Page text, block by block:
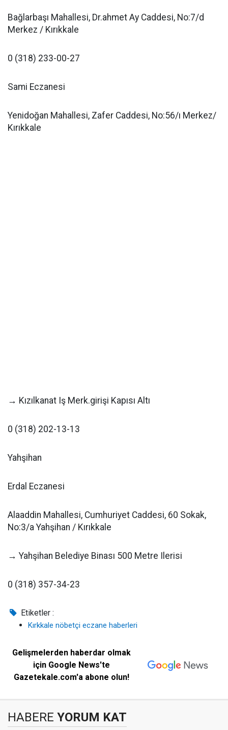
Bağlarbaşı Mahallesi, Dr.ahmet Ay Caddesi, No:7/d
Merkez / Kırıkkale
0 (318) 233-00-27
Sami Eczanesi
Yenidoğan Mahallesi, Zafer Caddesi, No:56/ı Merkez/
Kırıkkale
→ Kızılkanat Iş Merk.girişi Kapısı Altı
0 (318) 202-13-13
Yahşihan
Erdal Eczanesi
Alaaddin Mahallesi, Cumhuriyet Caddesi, 60 Sokak,
No:3/a Yahşihan / Kırıkkale
→ Yahşihan Belediye Binası 500 Metre Ilerisi
0 (318) 357-34-23
Etiketler :
Kırkkale nöbetçi eczane haberleri
Gelişmelerden haberdar olmak
için Google News'te
Gazetekale.com'a abone olun!
HABERE YORUM KAT